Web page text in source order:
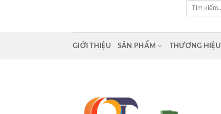
Tìm
GIỚI THIỆU SẢN PHẨM THƯƠNG HIỆU